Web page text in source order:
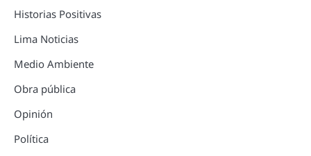
Historias Positivas
Lima Noticias
Medio Ambiente
Obra pública
Opinión
Política